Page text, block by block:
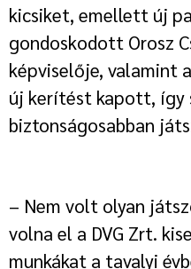
kicsiket, emellett új
gondoskodott Orosz
képviselője, valamint
új kerítést kapott, így
biztonságosabban
– Nem volt olyan
volna el a DVG Zrt.
munkákat a tavalyi